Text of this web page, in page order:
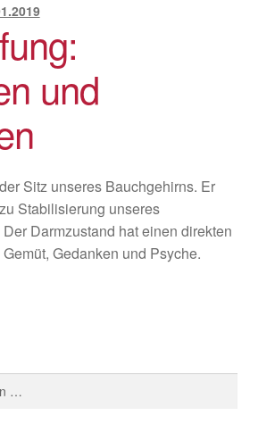
und
Sitz unseres Bauchgehirns. Er
Stabilisierung unseres
Darmzustand hat einen direkten
Gedanken und Psyche.